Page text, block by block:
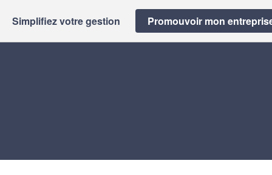
Simplifiez votre gestion Promouvoir mon